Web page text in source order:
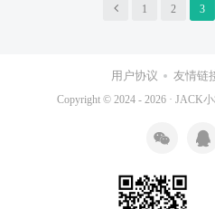
1 2 3
用户协议 友情链
Copyright © 2024 - 2026 · JACK